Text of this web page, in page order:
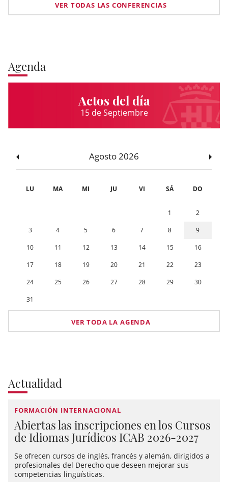
VER TODAS LAS CONFERENCIAS
Agenda
Actos del día
15 de Septiembre
Agosto 2026
LU MA MI JU VI SÁ DO
1
2
3
4 5 6 7 8
9
10
11 12 13 14 15
16
17
18 19 20 21 22
23
24
25 26 27 28 29
30
31
VER TODA LA AGENDA
Actualidad
FORMACIÓN INTERNACIONAL
Abiertas las inscripciones en los Cursos
de Idiomas Jurídicos ICAB 2026-2027
Se ofrecen cursos de inglés, francés y alemán, dirigidos a
profesionales del Derecho que deseen mejorar sus
competencias lingüísticas.